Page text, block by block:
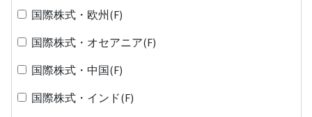
国際株式・欧州(F)
国際株式・オセアニア(F)
国際株式・中国(F)
国際株式・インド(F)